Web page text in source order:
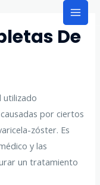
Main
De
utilizado
por ciertos
zóster. Es
y las
un tratamiento